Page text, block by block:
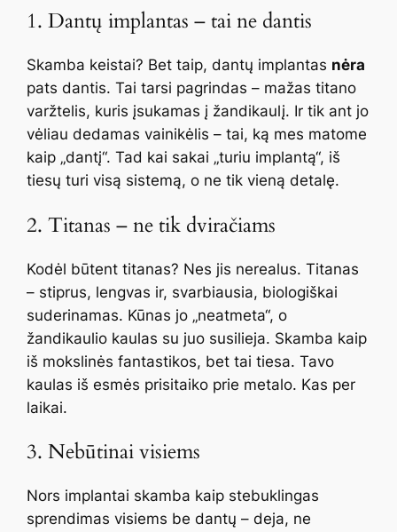
1. Dantų implantas – tai ne dantis
Skamba keistai? Bet taip, dantų implantas nėra
pats dantis. Tai tarsi pagrindas – mažas titano
varžtelis, kuris įsukamas į žandikaulį. Ir tik ant jo
vėliau dedamas vainikėlis – tai, ką mes matome
kaip „dantį“. Tad kai sakai „turiu implantą“, iš
tiesų turi visą sistemą, o ne tik vieną detalę.
2. Titanas – ne tik dviračiams
Kodėl būtent titanas? Nes jis nerealus. Titanas
– stiprus, lengvas ir, svarbiausia, biologiškai
suderinamas. Kūnas jo „neatmeta“, o
žandikaulio kaulas su juo susilieja. Skamba kaip
iš mokslinės fantastikos, bet tai tiesa. Tavo
kaulas iš esmės prisitaiko prie metalo. Kas per
laikai.
3. Nebūtinai visiems
Nors implantai skamba kaip stebuklingas
sprendimas visiems be dantų – deja, ne